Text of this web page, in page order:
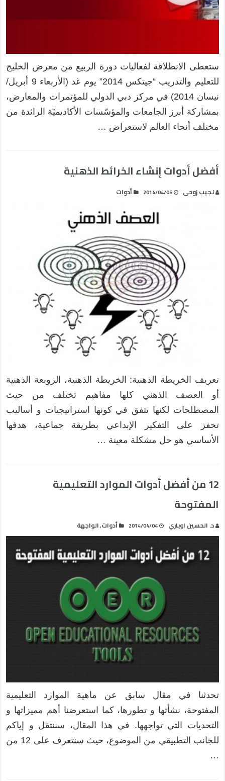
ستعطى الانطلاقة لفعاليات دورة الربيع من معرض الخليج
للتعليم والتدريب “جيتكس 2014” يوم غد (الأربعاء 9 أبريل/
نيسان 2014) في مركز دبي الدولي للمؤتمرات والمعارض،
بمشاركة أبرز الجامعات والمؤسّسات الأكاديميّة الرائدة من
مختلف أنحاء العالم لاستعراض …
أفضل أدوات إنشاء الخرائط الذهنية
نجيب زوحى 2014/04/05 أدوات
تعريف الخريطة الذهنية: الخريطة الذهنية، الزوبعة الذهنية
أو العصف الذهني كلها مفاهيم تختلف من حيث
المصطلحات لكنها تتفق في كونها استراتيجيات و أساليب
تحفز على التفكير الإبداعي بطريقة جماعية، هدفها
الأساسي هو حل مشكلة معينة …
12 من أفضل أدوات الموارد التعليمية
المفتوحة
د. الحسين اوباري 2014/04/04 أدوات,الواجهة
تحدثنا في مقال سابق عن ماهية الموارد التعليمية
المفتوحة، نشأتها و تطورها، كما استعرضنا أهم مميزاتها و
التحديات التي تواجهها. في هذا المقال، سننتقل و إياكم
للجانب التطبيقي من الموضوع، حيث سنتعرف على 12 من
…